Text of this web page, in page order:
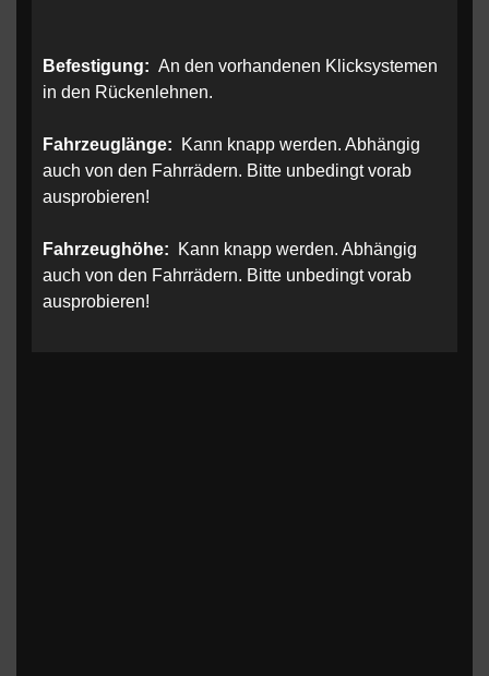
Befestigung: An den vorhandenen Klicksystemen
in den Rückenlehnen.
Fahrzeuglänge:
Kann knapp werden. Abhängig
auch von den Fahrrädern. Bitte unbedingt vorab
ausprobieren!
Fahrzeughöhe:
Kann knapp werden. Abhängig
auch von den Fahrrädern. Bitte unbedingt vorab
ausprobieren!